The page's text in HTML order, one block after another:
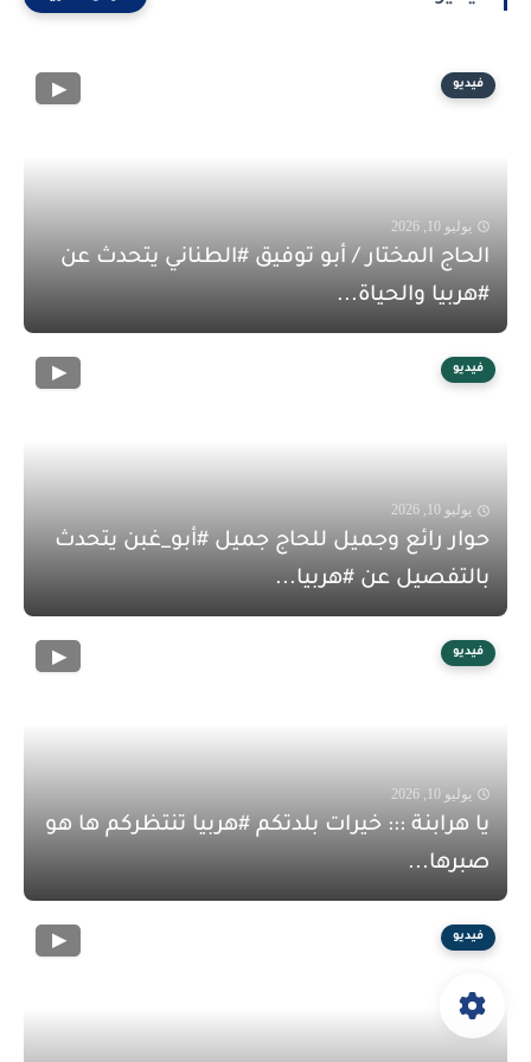
فيديو
يوليو 10, 2026
الحاج المختار / أبو توفيق #الطناني يتحدث عن
#هربيا والحياة...
فيديو
يوليو 10, 2026
حوار رائع وجميل للحاج جميل #أبو_غبن يتحدث
بالتفصيل عن #هربيا...
فيديو
يوليو 10, 2026
يا هرابنة ::: خيرات بلدتكم #هربيا تنتظركم ها هو
صبرها...
فيديو